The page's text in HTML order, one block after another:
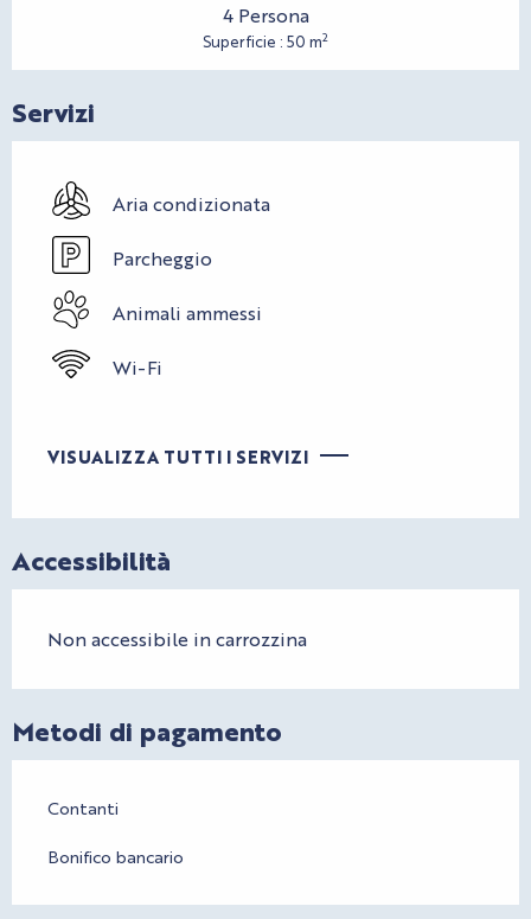
4 Persona
Superficie : 50 m2
Servizi
Aria condizionata
Parcheggio
Animali ammessi
Wi-Fi
VISUALIZZA TUTTI I SERVIZI
Accessibilità
Non accessibile in carrozzina
Metodi di pagamento
Contanti
Bonifico bancario